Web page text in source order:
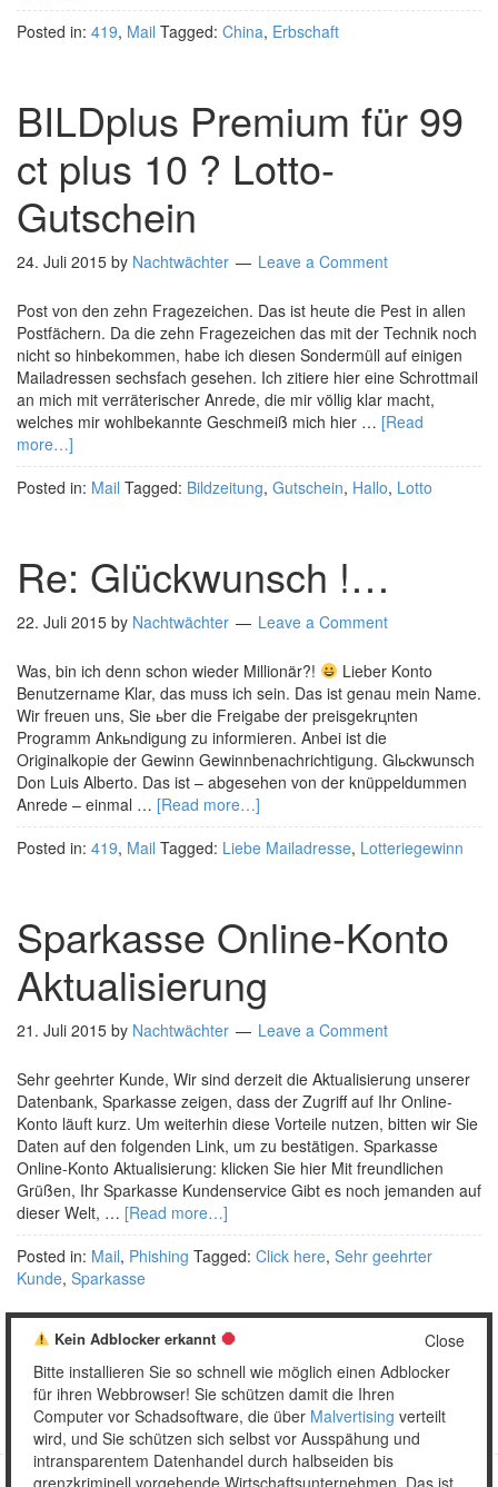
Posted in: 419, Mail Tagged: China, Erbschaft
BILDplus Premium für 99
ct plus 10 ? Lotto-
Gutschein
24. Juli 2015 by Nachtwächter Leave a Comment
Post von den zehn Fragezeichen. Das ist heute die Pest in allen
Postfächern. Da die zehn Fragezeichen das mit der Technik noch
nicht so hinbekommen, habe ich diesen Sondermüll auf einigen
Mailadressen sechsfach gesehen. Ich zitiere hier eine Schrottmail
an mich mit verräterischer Anrede, die mir völlig klar macht,
welches mir wohlbekannte Geschmeiß mich hier … [Read
more…]
Posted in: Mail Tagged: Bildzeitung, Gutschein, Hallo, Lotto
Re: Glückwunsch !…
22. Juli 2015 by Nachtwächter Leave a Comment
Was, bin ich denn schon wieder Millionär?!
Lieber Konto
Benutzername Klar, das muss ich sein. Das ist genau mein Name.
Wir freuen uns, Sie ьber die Freigabe der preisgekrцnten
Programm Ankьndigung zu informieren. Anbei ist die
Originalkopie der Gewinn Gewinnbenachrichtigung. Glьckwunsch
Don Luis Alberto. Das ist – abgesehen von der knüppeldummen
Anrede – einmal … [Read more…]
Posted in: 419, Mail Tagged: Liebe Mailadresse, Lotteriegewinn
Sparkasse Online-Konto
Aktualisierung
21. Juli 2015 by Nachtwächter Leave a Comment
Sehr geehrter Kunde, Wir sind derzeit die Aktualisierung unserer
Datenbank, Sparkasse zeigen, dass der Zugriff auf Ihr Online-
Konto läuft kurz. Um weiterhin diese Vorteile nutzen, bitten wir Sie
Daten auf den folgenden Link, um zu bestätigen. Sparkasse
Online-Konto Aktualisierung: klicken Sie hier Mit freundlichen
Grüßen, Ihr Sparkasse Kundenservice Gibt es noch jemanden auf
dieser Welt, … [Read more…]
Posted in: Mail, Phishing Tagged: Click here, Sehr geehrter
Kunde, Sparkasse
1 2 … 4 Weiter »
Close
Kein Adblocker erkannt
Bitte installieren Sie so schnell wie möglich einen Adblocker
für ihren Webbrowser! Sie schützen damit die Ihren
Computer vor Schadsoftware, die über Malvertising verteilt
wird, und Sie schützen sich selbst vor Ausspähung und
intransparentem Datenhandel durch halbseiden bis
grenzkriminell vorgehende Wirtschaftsunternehmen. Das ist